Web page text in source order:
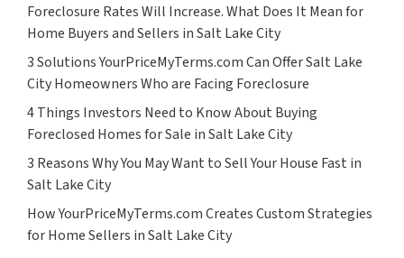
Foreclosure Rates Will Increase. What Does It Mean for
Home Buyers and Sellers in Salt Lake City
3 Solutions YourPriceMyTerms.com Can Offer Salt Lake
City Homeowners Who are Facing Foreclosure
4 Things Investors Need to Know About Buying
Foreclosed Homes for Sale in Salt Lake City
3 Reasons Why You May Want to Sell Your House Fast in
Salt Lake City
How YourPriceMyTerms.com Creates Custom Strategies
for Home Sellers in Salt Lake City